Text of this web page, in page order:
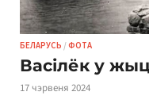
БЕЛАРУСЬ /ФОТА
Васілёк у
17 чэрвеня 2024